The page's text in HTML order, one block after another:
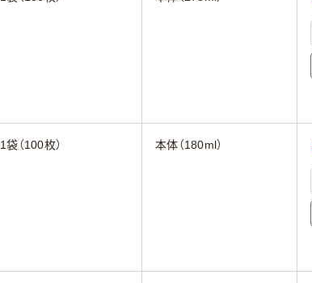
1袋（100枚） 本体（180ml）